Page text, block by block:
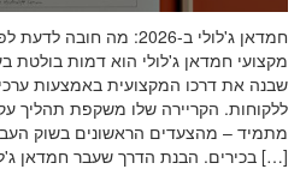
חמדאן ג'לולי ב-2026: מה
מקצועי חמדאן ג'לולי הוא דמות בולטת
שבנה את דרכו המקצועית באמצעות ערכי
ללקוחות. הקריירה שלו משקפת תהליך
מתמיד – מהצעדים הראשונים בשוק
בכירים. הבנת הדרך שעבר חמדאן ג'לולי מספקת […]